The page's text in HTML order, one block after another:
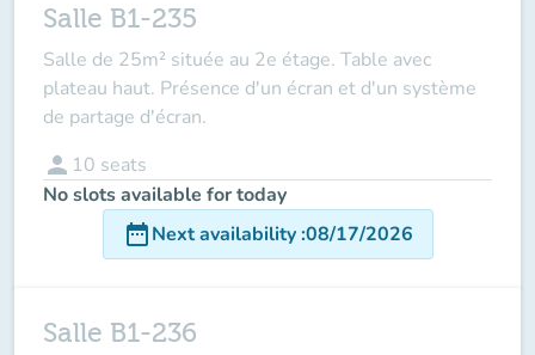
Salle B1-235
Salle de 25m² située au 2e étage. Table avec
plateau haut. Présence d'un écran et d'un système
de partage d'écran.
person 10 seats
No slots available for today
date_rangeNext availability:08/17/2026
Salle B1-236